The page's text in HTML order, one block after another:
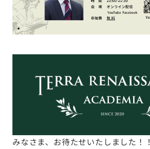
みなさま、お待たせいたしました！！